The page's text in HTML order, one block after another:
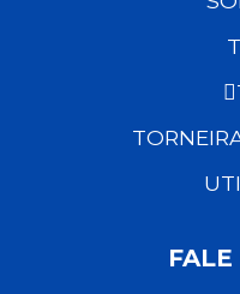
FALE